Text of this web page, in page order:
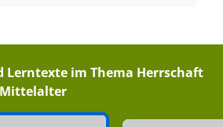
Lerntexte im Thema Herrschaft